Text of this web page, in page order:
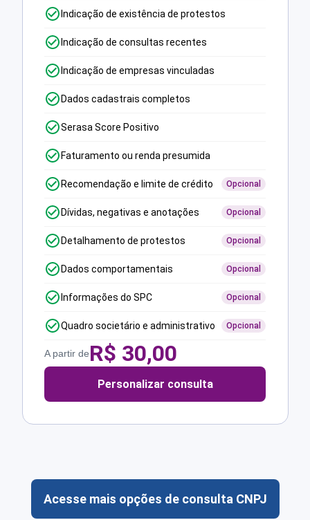
Indicação de existência de protestos
Indicação de consultas recentes
Indicação de empresas vinculadas
Dados cadastrais completos
Serasa Score Positivo
Faturamento ou renda presumida
Recomendação e limite de crédito Opcional
Dívidas, negativas e anotações Opcional
Detalhamento de protestos Opcional
Dados comportamentais Opcional
Informações do SPC Opcional
Quadro societário e administrativo Opcional
A partir deR$ 30,00
Personalizar consulta
Acesse mais opções de consulta CNPJ